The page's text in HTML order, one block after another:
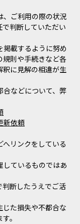
、ご利用の際の状況
判断していただい
載するように努め
規則や手続きなど各
釈に見解の相違が生
合などについて、弊
新依頼
へリンクをしている
しているものではあ
判断したうえでご活
た損失や不都合な
。